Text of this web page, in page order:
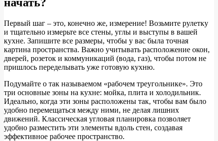
Первый шаг – это, конечно же, измерение! Возьмите рулетку
и тщательно измерьте все стены, углы и выступы в вашей
кухне. Запишите все размеры, чтобы у вас была точная
картина пространства. Важно учитывать расположение окон,
дверей, розеток и коммуникаций (вода, газ), чтобы потом не
пришлось переделывать уже готовую кухню.
Подумайте о так называемом «рабочем треугольнике». Это
три основные зоны на кухне: мойка, плита и холодильник.
Идеально, когда эти зоны расположены так, чтобы вам было
удобно перемещаться между ними, не делая лишних
движений. Классическая угловая планировка позволяет
удобно разместить эти элементы вдоль стен, создавая
эффективное рабочее пространство.